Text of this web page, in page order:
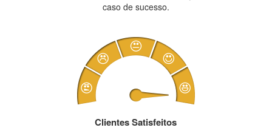
caso de sucesso.
Clientes Satisfeitos